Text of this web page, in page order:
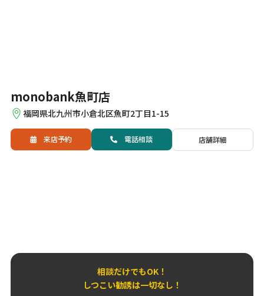
monobank魚町店
福岡県北九州市小倉北区魚町2丁目1-15
来店予約 電話相談 店舗詳細
相談だけでもOK！
しつこい勧誘は一切なし！